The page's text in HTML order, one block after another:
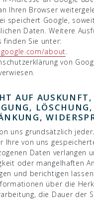
Ihren Browser
speichert Google,
Daten. Weitere
finden Sie unter:
about.
von
AUF AUSKUNFT,
LÖSCHUNG,
uns grundsätzlich
Ihre von uns
Daten verlangen
oder mangelhaften
und berichtigen
über die
die Dauer der